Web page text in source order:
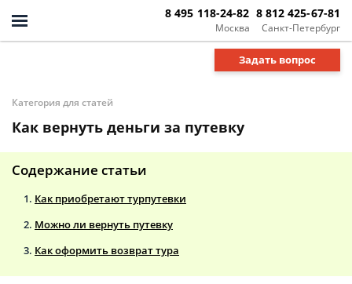
Москва
8 495 118-24-82
Санкт-Петербург
8 812 425-67-81
Задать вопрос
Категория для статей
Как вернуть деньги за путевку
Содержание статьи
Как приобретают турпутевки
Можно ли вернуть путевку
Как оформить возврат тура